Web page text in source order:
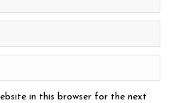
in this browser for the next